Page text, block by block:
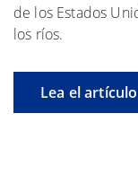
de los Estados
los ríos.
Lea el